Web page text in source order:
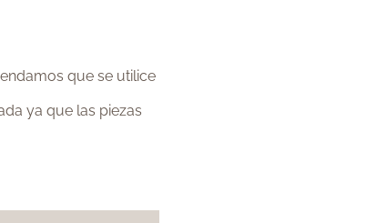
que se utilice
ya que las piezas